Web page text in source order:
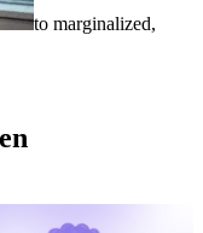
to marginalized,